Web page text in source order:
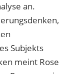
an.
Subjekts
meint Rose